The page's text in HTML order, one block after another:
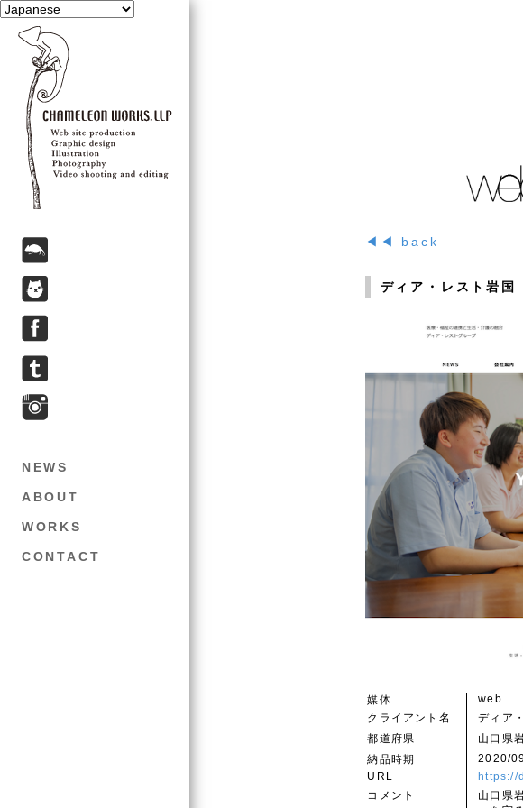
NEWS
ABOUT
WORKS
CONTACT
◀◀ back
ディア・レスト岩国
媒体
web
クライアント名
ディア
都道府県
山口県
納品時期
2020/
URL
https://
コメント
山口県